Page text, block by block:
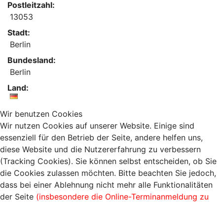
Postleitzahl:
13053
Stadt:
Berlin
Bundesland:
Berlin
Land:
Wir benutzen Cookies
Wir nutzen Cookies auf unserer Website. Einige sind
essenziell für den Betrieb der Seite, andere helfen uns,
diese Website und die Nutzererfahrung zu verbessern
(Tracking Cookies). Sie können selbst entscheiden, ob Sie
die Cookies zulassen möchten. Bitte beachten Sie jedoch,
dass bei einer Ablehnung nicht mehr alle Funktionalitäten
der Seite (insbesondere die Online-Terminanmeldung zu